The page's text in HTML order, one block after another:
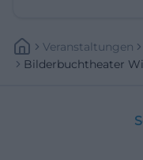
Veranstaltungen
Bilderbuchtheater